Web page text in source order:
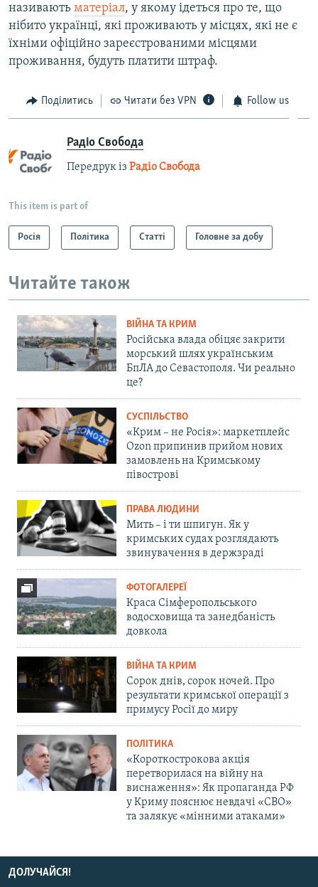
називають матеріал, у якому ідеться про те, що
нібито українці, які проживають у місцях, які не є
їхніми офіційно зареєстрованими місцями
проживання, будуть платити штраф.
Поділитись Читати без VPN Follow us
Радіо Свобода
Передрук із Радіо Свобода
This item is part of
Росія Політика Статті Головне за добу
Читайте також
ВІЙНА ТА КРИМ
Російська влада обіцяє закрити
морський шлях українським
БпЛА до Севастополя. Чи реально
це?
СУСПІЛЬСТВО
«Крим – не Росія»: маркетплейс
Ozon припинив прийом нових
замовлень на Кримському
півострові
ПРАВА ЛЮДИНИ
Мить – і ти шпигун. Як у
кримських судах розглядають
звинувачення в держзраді
ФОТОГАЛЕРЕЇ
Краса Сімферопольського
водосховища та занедбаність
довкола
ВІЙНА ТА КРИМ
Сорок днів, сорок ночей. Про
результати кримської операції з
примусу Росії до миру
ПОЛІТИКА
«Короткострокова акція
перетворилася на війну на
виснаження»: Як пропаганда РФ
у Криму пояснює невдачі «СВО»
та залякує «мінними атаками»
ДОЛУЧАЙСЯ!